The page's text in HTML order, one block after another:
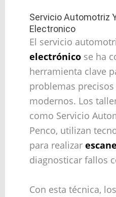
Servicio Automotriz
Electronico
El servicio
electrónicose ha
herramienta clave
problemas
modernos. Los
como Servicio
Penco, utilizan
para realizar
diagnosticar fallos
Con esta técnica,